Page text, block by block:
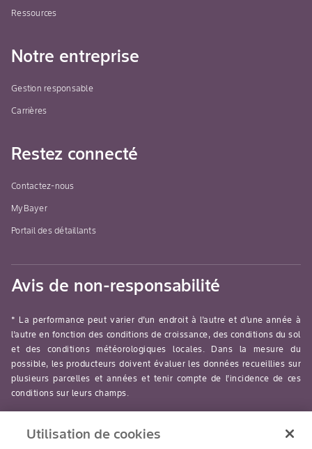
Ressources
Notre entreprise
Gestion responsable
Carrières
Restez connecté
Contactez-nous
MyBayer
Portail des détaillants
Avis de non-responsabilité
* La performance peut varier d’un endroit à l’autre et d’une année à
l’autre en fonction des conditions de croissance, des conditions du sol
et des conditions météorologiques locales. Dans la mesure du
possible, les producteurs doivent évaluer les données recueillies sur
plusieurs parcelles et années et tenir compte de l’incidence de ces
conditions sur leurs champs.
Utilisation de cookies